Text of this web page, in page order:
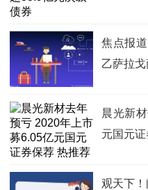
焦点报
乙萨拉
晨光新
元国元
观天下